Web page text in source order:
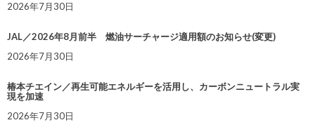
2026年7月30日
JAL／2026年8月前半 燃油サーチャージ適用額のお知らせ(変更)
2026年7月30日
椿本チエイン／再生可能エネルギーを活用し、カーボンニュートラル実
現を加速
2026年7月30日